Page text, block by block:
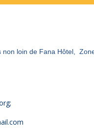
non loin de Fana Hôtel,